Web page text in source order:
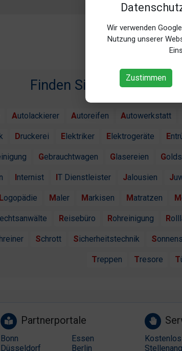
Wir verwenden
Nutzung unserer
Zustimmen
Finden Sie Ihren
Autolackierer Autoreifen Autowerkstatt
Druckerei Elektriker Elektrogeräte
Gebrauchtwagen Glasereien
Internist IT Dienstleister Jalousien
Logopädie Maler Markisen Matratzen
Reisebüro Rohreinigung
Schrott Sicherheitstechnik
Treppen Tresore
Partnerportale
Bonn
Düsseldorf
Essen
Berlin